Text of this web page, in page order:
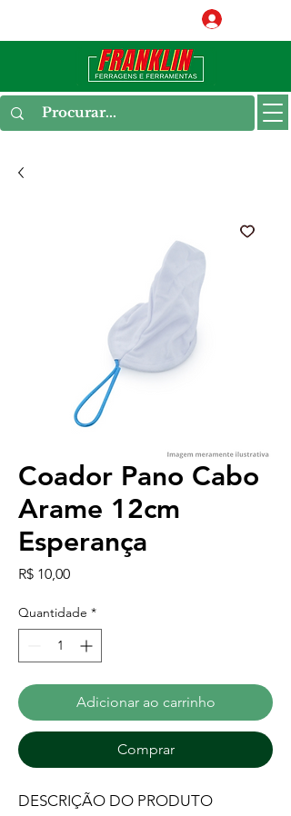
Coador Pano Cabo
Arame 12cm
Esperança
R$ 10,00Preço
Quantidade *
Adicionar ao carrinho
Comprar
DESCRIÇÃO DO PRODUTO